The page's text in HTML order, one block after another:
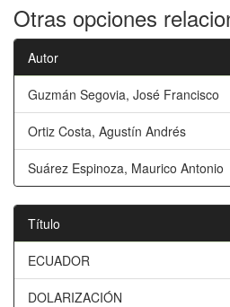
Otras opciones
Autor
Guzmán Segovia, José Francisco
Ortiz Costa, Agustín Andrés
Suárez Espinoza, Maurico Antonio
Título
ECUADOR
DOLARIZACIÓN